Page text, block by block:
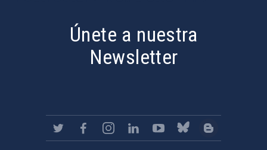
Únete a nuestra
Newsletter